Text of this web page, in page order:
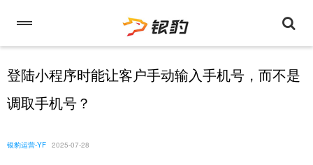
登陆小程序时能让客户手动输入手机号，而不是
调取手机号？
银豹运营-YF 2025-07-28